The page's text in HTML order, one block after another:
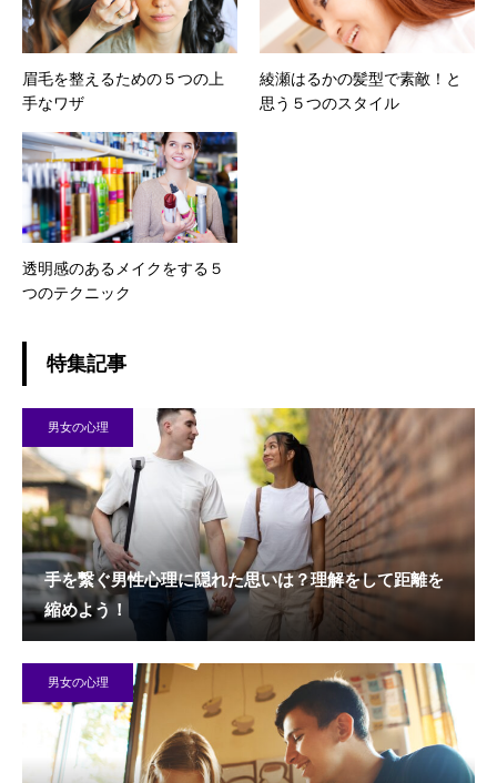
眉毛を整えるための５つの上
手なワザ
綾瀬はるかの髪型で素敵！と
思う５つのスタイル
透明感のあるメイクをする５
つのテクニック
特集記事
男女の心理
手を繋ぐ男性心理に隠れた思いは？理解をして距離を
縮めよう！
男女の心理